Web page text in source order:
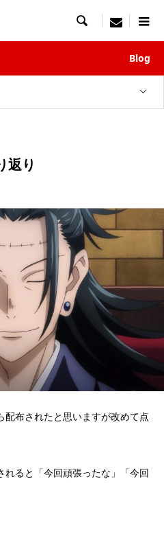
 menu
Blog
返り
布されたと思いますが改めて点
ると「今回頑張ったな」「今回